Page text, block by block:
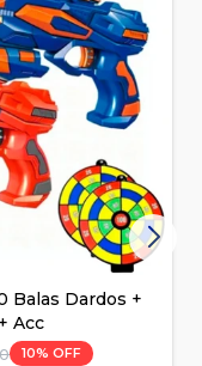
Balas Dardos +
Acc
10